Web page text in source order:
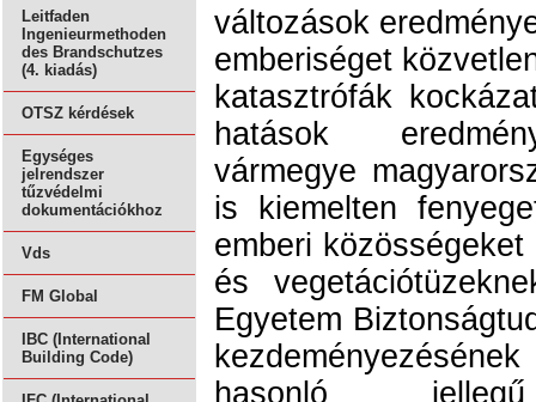
Leitfaden
Ingenieurmethoden
des Brandschutzes
(4. kiadás)
OTSZ kérdések
Egységes
jelrendszer
tűzvédelmi
dokumentációkhoz
Vds
FM Global
IBC (International
Building Code)
változások
emberiséget
katasztrófák
hatások
vármegye
is kiemelten
emberi
és
Egyetem
hasonló jellegű